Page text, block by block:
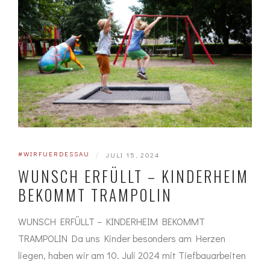
#WIRFUERDESSAU | JULI 15, 2024
WUNSCH ERFÜLLT – KINDERHEIM
BEKOMMT TRAMPOLIN
WUNSCH ERFÜLLT – KINDERHEIM BEKOMMT
TRAMPOLIN Da uns Kinder besonders am Herzen
liegen, haben wir am 10. Juli 2024 mit Tiefbauarbeiten